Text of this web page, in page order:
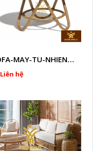
SOFA-MAY-TU-NHIEN-HTT - M61
Liên hệ